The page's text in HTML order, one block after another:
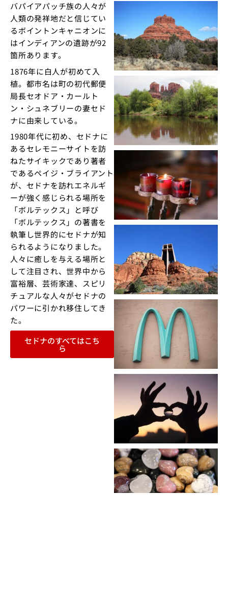
バパイアパッチ族の人々が
人類の発祥地だと信じてい
るボイントンキャニオンに
はインディアンの遺跡が92
箇所あります。
1876年に白人が初めて入
植。都市名は町の初代郵便
局長セオドア・カールト
ン・シュネブリーの妻セド
ナに由来している。
1980年代に初め、セドナに
あるセレモニーサイトを訪
ねたサイキックであり著者
であるペイジ・ブライアント
が、セドナを訪れエネルギ
ーが強く感じられる場所を
「ボルテックス」と呼び
「ボルテックス」の著書を
執筆し世界的にセドナが知
られるようになりました。
人々に癒しを与える場所と
して注目され、世界中から
富裕層、芸術家達、スピリ
チュアルな人々がセドナの
パワーに引かれ移住してき
た。
セドナのすべてはこち
ら